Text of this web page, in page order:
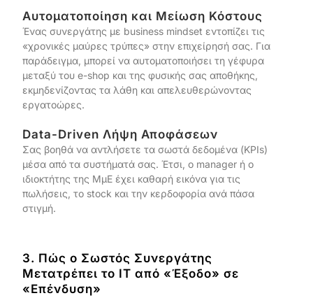
Αυτοματοποίηση και Μείωση Κόστους
Ένας συνεργάτης με business mindset εντοπίζει τις
«χρονικές μαύρες τρύπες» στην επιχείρησή σας. Για
παράδειγμα, μπορεί να αυτοματοποιήσει τη γέφυρα
μεταξύ του e-shop και της φυσικής σας αποθήκης,
εκμηδενίζοντας τα λάθη και απελευθερώνοντας
εργατοώρες.
Data-Driven Λήψη Αποφάσεων
Σας βοηθά να αντλήσετε τα σωστά δεδομένα (KPIs)
μέσα από τα συστήματά σας. Έτσι, ο manager ή ο
ιδιοκτήτης της ΜμΕ έχει καθαρή εικόνα για τις
πωλήσεις, το stock και την κερδοφορία ανά πάσα
στιγμή.
3. Πώς ο Σωστός Συνεργάτης
Μετατρέπει το IT από «Έξοδο» σε
«Επένδυση»